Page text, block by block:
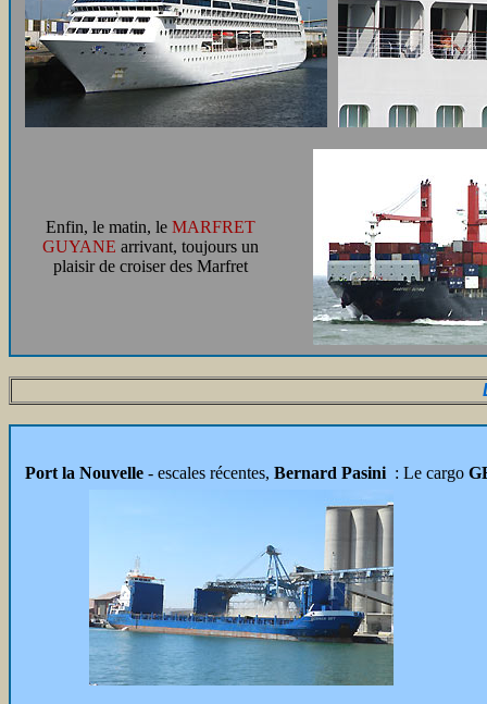
Enfin, le matin, le MARFRET
GUYANE arrivant, toujours un
plaisir de croiser des Marfret
Port la Nouvelle - escales récentes, Bernard Pasini : Le cargo